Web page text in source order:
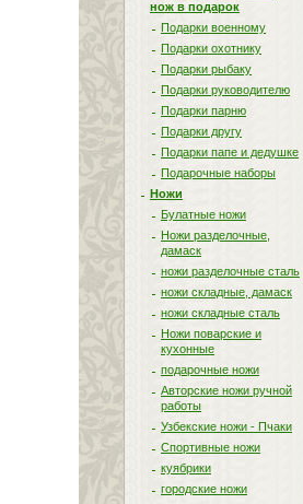
нож в подарок
Подарки военному
Подарки охотнику
Подарки рыбаку
Подарки руководителю
Подарки парню
Подарки другу
Подарки папе и дедушке
Подарочные наборы
Ножи
Булатные ножи
Ножи разделочные,
дамаск
ножи разделочные сталь
ножи складные, дамаск
ножи складные сталь
Ножи поварские и
кухонные
подарочные ножи
Авторские ножи ручной
работы
Узбекские ножи - Пчаки
Спортивные ножи
куябрики
городские ножи